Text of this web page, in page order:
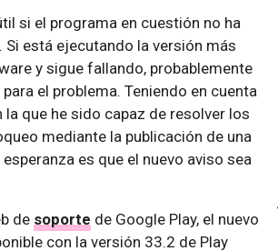
si el programa en cuestión no ha
está ejecutando la versión más
y sigue fallando, probablemente
el problema. Teniendo en cuenta
la que he sido capaz de resolver los
mediante la publicación de una
es que el nuevo aviso sea
de soporte de Google Play, el nuevo
con la versión 33.2 de Play